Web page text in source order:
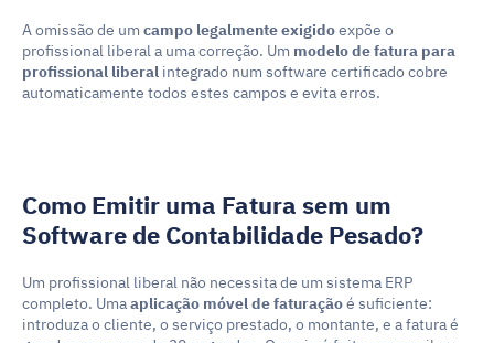
A omissão de um campo legalmente exigido expõe o
profissional liberal a uma correção. Um modelo de fatura para
profissional liberal integrado num software certificado cobre
automaticamente todos estes campos e evita erros.
Como Emitir uma Fatura sem um
Software de Contabilidade Pesado?
Um profissional liberal não necessita de um sistema ERP
completo. Uma aplicação móvel de faturação é suficiente:
introduza o cliente, o serviço prestado, o montante, e a fatura é